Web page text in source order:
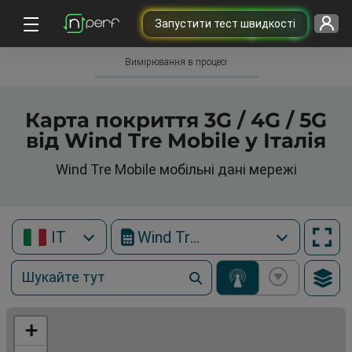
Запустити тест швидкості
Вимірювання в процесі
Карта покриття 3G / 4G / 5G
від Wind Tre Mobile у Італія
Wind Tre Mobile мобільні дані мережі
IT Wind Tre Mobile
+